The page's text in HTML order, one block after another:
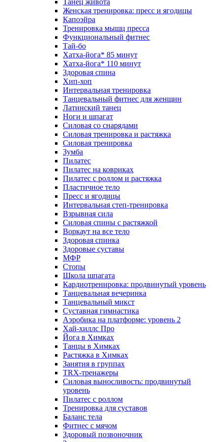
Танец живота
Женская тренировка: пресс и ягодицы
Капоэйра
Тренировка мышц пресса
Функциональный фитнес
Тай-бо
Хатха-йога* 85 минут
Хатха-йога* 110 минут
Здоровая спина
Хип-хоп
Интервальная тренировка
Танцевальный фитнес для женщин
Латинский танец
Ноги и шпагат
Силовая со снарядами
Силовая тренировка и растяжка
Силовая тренировка
Зумба
Пилатес
Пилатес на ковриках
Пилатес с роллом и растяжка
Пластичное тело
Пресс и ягодицы
Интервальная степ-тренировка
Взрывная сила
Силовая спины с растяжкой
Воркаут на все тело
Здоровая спинка
Здоровые суставы
МФР
Стопы
Школа шпагата
Кардиотренировка: продвинутый уровень
Танцевальная вечеринка
Танцевальный микст
Суставная гимнастика
Аэробика на платформе: уровень 2
Хай-хиллс Про
Йога в Химках
Танцы в Химках
Растяжка в Химках
Занятия в группах
TRX-тренажеры
Силовая выносливость: продвинутый
уровень
Пилатес с роллом
Тренировка для суставов
Баланс тела
Фитнес с мячом
Здоровый позвоночник